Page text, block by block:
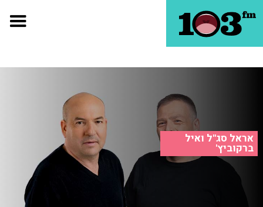
אראל סג"ל ואיל
ברקוביץ'